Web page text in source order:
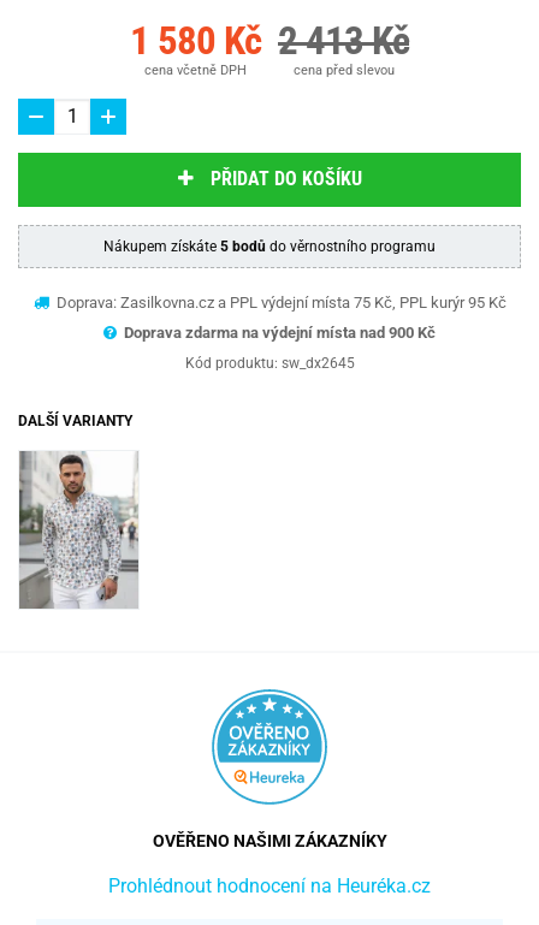
1 580 Kč
cena včetně DPH
2 413 Kč
cena před slevou
PŘIDAT DO KOŠÍKU
Nákupem získáte 5 bodů do věrnostního programu
Doprava: Zasilkovna.cz a PPL výdejní místa 75 Kč, PPL kurýr 95 Kč
Doprava zdarma na výdejní místa nad 900 Kč
Kód produktu: sw_dx2645
DALŠÍ VARIANTY
OVĚŘENO NAŠIMI ZÁKAZNÍKY
Prohlédnout hodnocení na Heuréka.cz